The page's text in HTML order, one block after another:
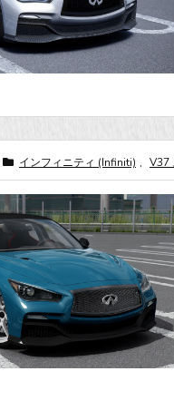
インフィニティ (Infiniti) , V37